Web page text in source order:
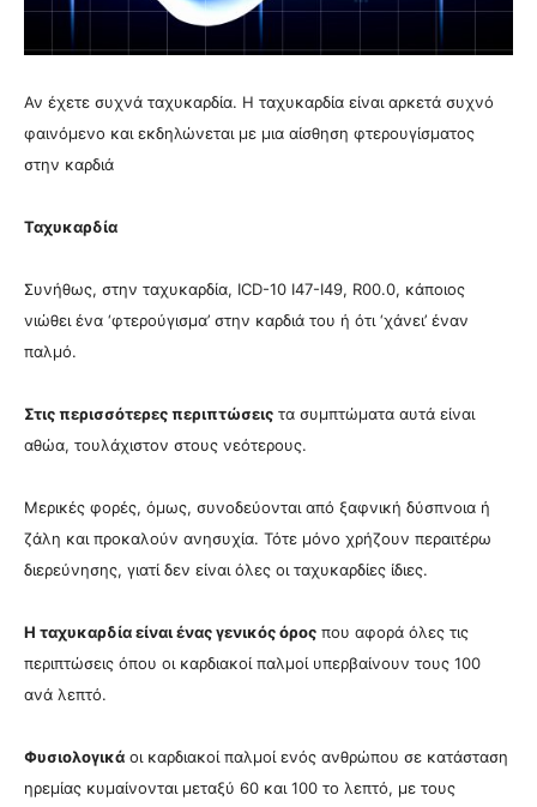
Αν έχετε συχνά ταχυκαρδία. Η ταχυκαρδία είναι αρκετά συχνό
φαινόμενο και εκδηλώνεται με μια αίσθηση φτερουγίσματος
στην καρδιά
Ταχυκαρδία
Συνήθως, στην ταχυκαρδία, ICD-10 I47-I49, R00.0, κάποιος
νιώθει ένα ‘φτερούγισμα’ στην καρδιά του ή ότι ‘χάνει’ έναν
παλμό.
Στις περισσότερες περιπτώσεις τα συμπτώματα αυτά είναι
αθώα, τουλάχιστον στους νεότερους.
Μερικές φορές, όμως, συνοδεύονται από ξαφνική δύσπνοια ή
ζάλη και προκαλούν ανησυχία. Τότε μόνο χρήζουν περαιτέρω
διερεύνησης, γιατί δεν είναι όλες οι ταχυκαρδίες ίδιες.
Η ταχυκαρδία είναι ένας γενικός όρος που αφορά όλες τις
περιπτώσεις όπου οι καρδιακοί παλμοί υπερβαίνουν τους 100
ανά λεπτό.
Φυσιολογικά οι καρδιακοί παλμοί ενός ανθρώπου σε κατάσταση
ηρεμίας κυμαίνονται μεταξύ 60 και 100 το λεπτό, με τους